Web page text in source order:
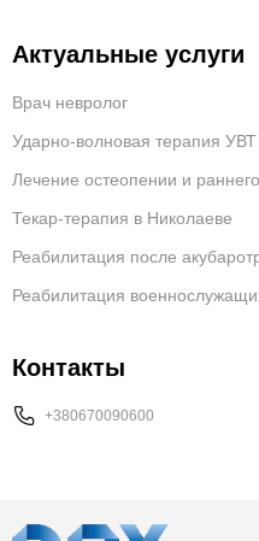
Актуальные услуги
Врач невролог
Ударно-волновая терапия УВТ
Лечение остеопении и
Текар-терапия в Николаеве
Реабилитация после
Реабилитация
Контакты
+380670090600